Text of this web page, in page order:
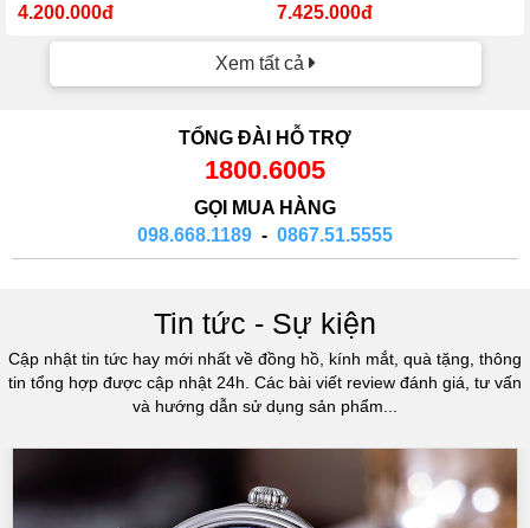
4.200.000đ 7.425.000đ
Xem tất cả
TỔNG ĐÀI HỖ TRỢ
1800.6005
GỌI MUA HÀNG
098.668.1189 - 0867.51.5555
Tin tức - Sự kiện
Cập nhật tin tức hay mới nhất về đồng hồ, kính mắt, quà tặng, thông
tin tổng hợp được cập nhật 24h. Các bài viết review đánh giá, tư vấn
và hướng dẫn sử dụng sản phẩm...